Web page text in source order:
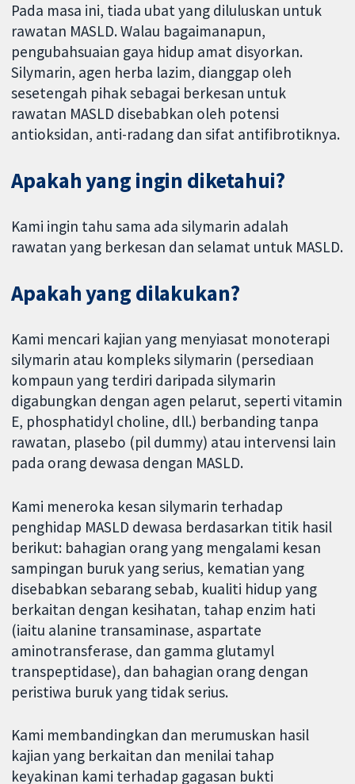
Pada masa ini, tiada ubat yang diluluskan untuk
rawatan MASLD. Walau bagaimanapun,
pengubahsuaian gaya hidup amat disyorkan.
Silymarin, agen herba lazim, dianggap oleh
sesetengah pihak sebagai berkesan untuk
rawatan MASLD disebabkan oleh potensi
antioksidan, anti-radang dan sifat antifibrotiknya.
Apakah yang ingin diketahui?
Kami ingin tahu sama ada silymarin adalah
rawatan yang berkesan dan selamat untuk MASLD.
Apakah yang dilakukan?
Kami mencari kajian yang menyiasat monoterapi
silymarin atau kompleks silymarin (persediaan
kompaun yang terdiri daripada silymarin
digabungkan dengan agen pelarut, seperti vitamin
E, phosphatidyl choline, dll.) berbanding tanpa
rawatan, plasebo (pil dummy) atau intervensi lain
pada orang dewasa dengan MASLD.
Kami meneroka kesan silymarin terhadap
penghidap MASLD dewasa berdasarkan titik hasil
berikut: bahagian orang yang mengalami kesan
sampingan buruk yang serius, kematian yang
disebabkan sebarang sebab, kualiti hidup yang
berkaitan dengan kesihatan, tahap enzim hati
(iaitu alanine transaminase, aspartate
aminotransferase, dan gamma glutamyl
transpeptidase), dan bahagian orang dengan
peristiwa buruk yang tidak serius.
Kami membandingkan dan merumuskan hasil
kajian yang berkaitan dan menilai tahap
keyakinan kami terhadap gagasan bukti